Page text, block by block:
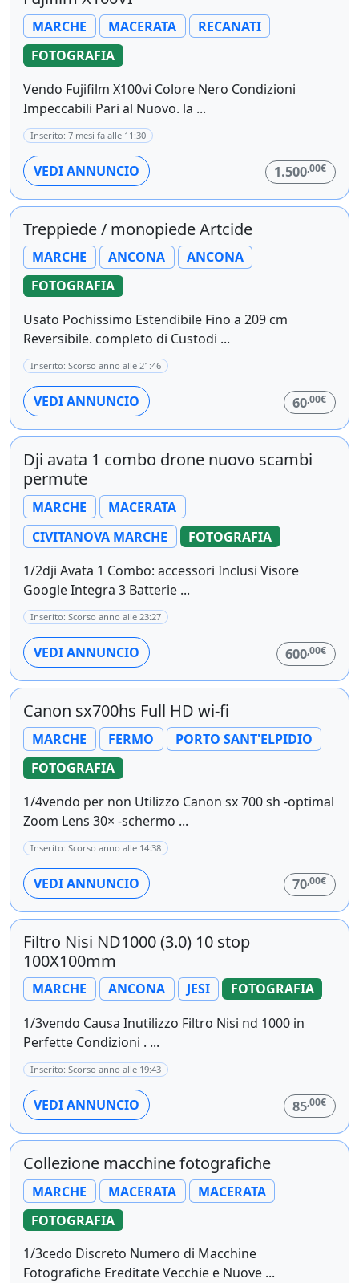
MARCHE MACERATA
RECANATI
FOTOGRAFIA
Vendo Fujifilm X100vi Colore Nero Condizioni
Impeccabili Pari al Nuovo. la ...
Inserito: 7 mesi fa alle 11:30
VEDI ANNUNCIO 1.500,00€
Treppiede / monopiede Artcide
MARCHE ANCONA
ANCONA
FOTOGRAFIA
Usato Pochissimo Estendibile Fino a 209 cm
Reversibile. completo di Custodi ...
Inserito: Scorso anno alle 21:46
VEDI ANNUNCIO 60,00€
Dji avata 1 combo drone nuovo scambi
permute
MARCHE
MACERATA
CIVITANOVA MARCHE
FOTOGRAFIA
1/2dji Avata 1 Combo: accessori Inclusi Visore
Google Integra 3 Batterie ...
Inserito: Scorso anno alle 23:27
VEDI ANNUNCIO 600,00€
Canon sx700hs Full HD wi-fi
MARCHE FERMO
PORTO SANT'ELPIDIO
FOTOGRAFIA
1/4vendo per non Utilizzo Canon sx 700 sh -optimal
Zoom Lens 30× -schermo ...
Inserito: Scorso anno alle 14:38
VEDI ANNUNCIO 70,00€
Filtro Nisi ND1000 (3.0) 10 stop
100X100mm
MARCHE ANCONA JESI
FOTOGRAFIA
1/3vendo Causa Inutilizzo Filtro Nisi nd 1000 in
Perfette Condizioni . ...
Inserito: Scorso anno alle 19:43
VEDI ANNUNCIO 85,00€
Collezione macchine fotografiche
MARCHE MACERATA
MACERATA
FOTOGRAFIA
1/3cedo Discreto Numero di Macchine
Fotografiche Ereditate Vecchie e Nuove ...